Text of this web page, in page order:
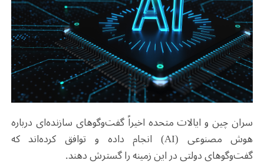
سران چین و ایالات متحده اخیراً گفت‌وگوهای سازنده‌ای درباره
هوش مصنوعی (AI) انجام داده و توافق کرده‌اند که
گفت‌وگوهای دولتی در این زمینه را گسترش دهند.